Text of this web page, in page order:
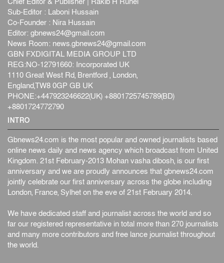
ফের বন্যার আশঙ্কা, ১০ জেলায় সতর্কতা
জাতীয়
জুলাইয়ের কৃতিত্ব নেওয়ার জন্য সবাই প্রতিযোগিতায় নেমেছে :
স্বর...
জাতীয়
ফ্যাসিবাদবিরোধী আন্দোলনে হত্যাকাণ্ডের বিচার হবে স্বচ্ছ, নিরপ...
জাতীয়
Sub-Editor : Laboni Hussain
Co-Founder : Nira Hussain
Editor: gbnews24@gmail.com
News Room: news.gbnews24@gmail.com
GBN FXDIGITAL MEDIA GROUP LTD
REG:NO-12791660: Incorporated UK
1110 Great West Rd, Brentford , London,
England,TW8 0GP GB UK
PHONE:+447923246622(UK) +8801725745789(BD)
+8801724772790
INTRO
Gbnews24.com is the most popular and owned journalists based
online news daily and news agency which broadcast from United
Kingdom. 21st February-2013 Mohan vasha dibosh, is our first
anniversary and we are proudly announces that gbnews24.com
jointly celebrate our first anniversary across the globe including
London, France, Sylhet on the eve of 21st February 2014.
We have dedicated staff and journalist across the world and so
far our registered representative in total more than 270 journalists
and many more contributors and free lance journalist throughout
the world.